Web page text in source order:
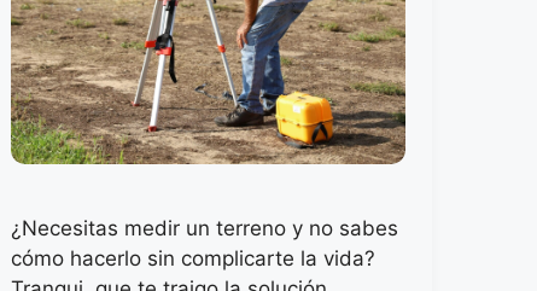
¿Necesitas medir un terreno y no sabes
cómo hacerlo sin complicarte la vida?